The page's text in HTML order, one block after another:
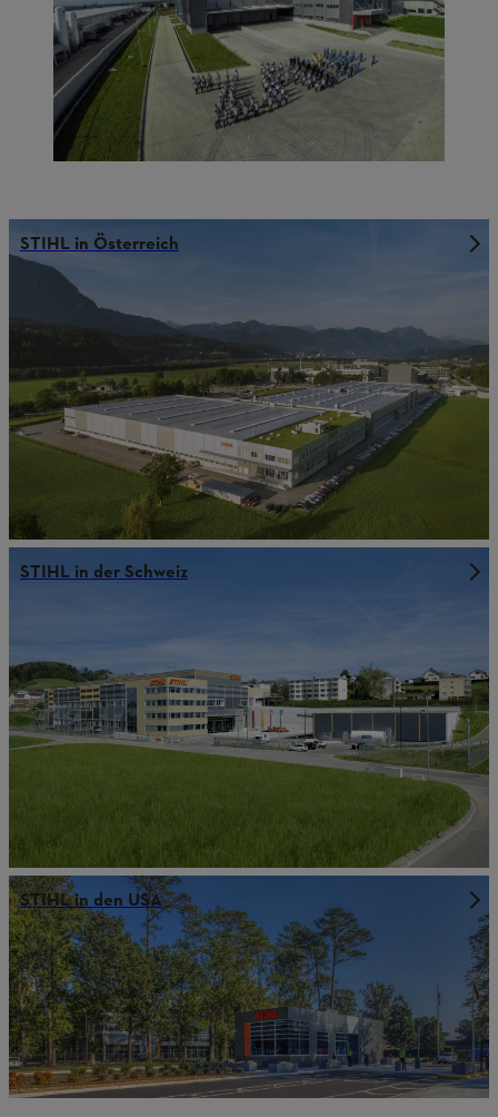
STIHL in Österreich
STIHL in der Schweiz
STIHL in den USA